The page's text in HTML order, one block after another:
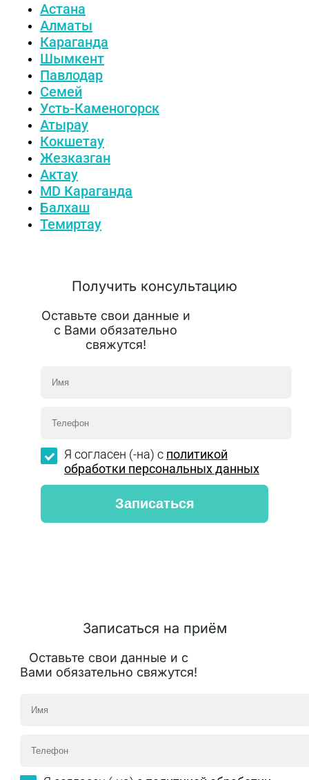
Астана
Алматы
Караганда
Шымкент
Павлодар
Семей
Усть-Каменогорск
Атырау
Кокшетау
Жезказган
Актау
MD Караганда
Балхаш
Темиртау
Получить консультацию
Оставьте свои данные и
с Вами обязательно
свяжутся!
Я согласен (-на) с политикой
обработки персональных данных
Записаться на приём
Оставьте свои данные и с
Вами обязательно свяжутся!